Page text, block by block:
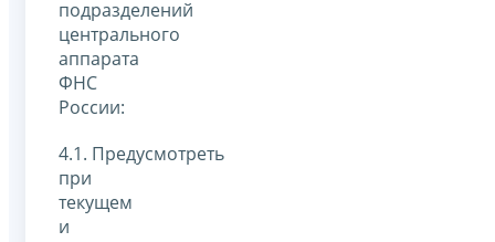
подразделений
центрального
аппарата
ФНС
России:
4.1. Предусмотреть
при
текущем
и